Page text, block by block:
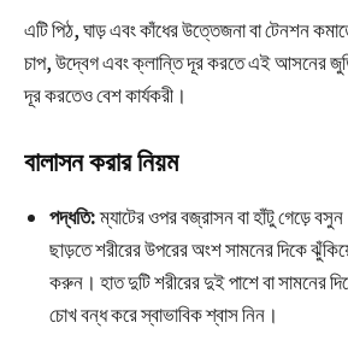
এটি পিঠ, ঘাড় এবং কাঁধের উত্তেজনা বা টেনশন
চাপ, উদ্বেগ এবং ক্লান্তি দূর করতে এই আসনের
দূর করতেও বেশ কার্যকরী।
বালাসন করার নিয়ম
পদ্ধতি:ম্যাটের ওপর বজ্রাসন বা হাঁটু গেড়ে
ছাড়তে শরীরের উপরের অংশ সামনের দিকে
করুন। হাত দুটি শরীরের দুই পাশে বা সামনের
চোখ বন্ধ করে স্বাভাবিক শ্বাস নিন।